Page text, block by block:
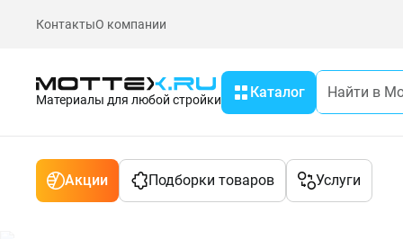
КонтактыО компании
Материалы для любой стройки Каталог
Акции Подборки товаров Услуги